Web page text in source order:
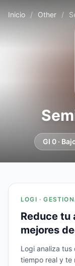
Inicio / Other /
GI 0 ·
LOGI ·
Reduce tu
mejores
Logi analiza tus
tiempo real y te